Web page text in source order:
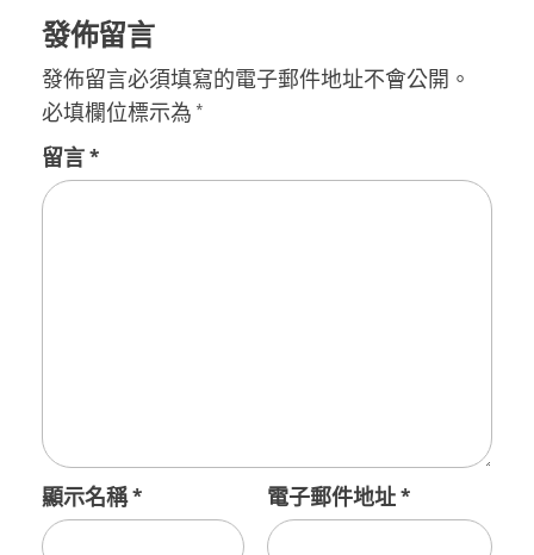
發佈留言
發佈留言必須填寫的電子郵件地址不會公開。
必填欄位標示為 *
留言*
顯示名稱* 電子郵件地址*